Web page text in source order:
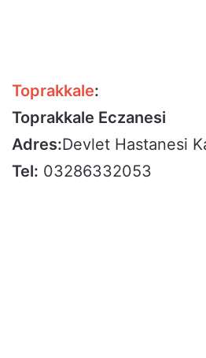
Toprakkale:
Toprakkale Eczanesi
Adres:Devlet Hastanesi
Tel: 03286332053